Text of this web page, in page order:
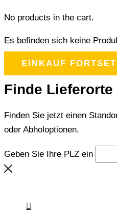
No products in the cart.
Es befinden sich keine
EINKAUF
Finde Lieferorte
Finden Sie jetzt einen
oder Abholoptionen.
Geben Sie Ihre PLZ ein